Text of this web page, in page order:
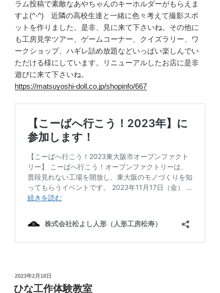
ラム投稿で素敵なあやちゃんのキーホルダーがもらえま
すよ(^-^) 近隣の高校生達と一緒に色々考えて撮影スポ
ットを作りました。是非、見に来て下さいね。その他に
も工房見学ツアー、ゲームコーナー、クイズラリー、ワ
ークショップ、ハギレ詰め放題などいっぱい楽しんでい
ただける様にしています。リニューアルしたお店に是非
遊びに来て下さいね。
https://matsuyoshi-doll.co.jp/shopinfo/667
投
稿
2023年2月18日
ひな工作体験教室